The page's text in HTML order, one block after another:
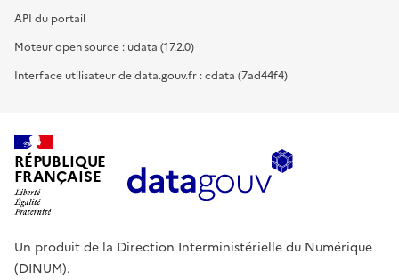
API du portail
Moteur open source : udata (17.2.0)
Interface utilisateur de data.gouv.fr : cdata (7ad44f4)
RÉPUBLIQUE
FRANÇAISE
Un produit de la Direction Interministérielle du Numérique
(DINUM).